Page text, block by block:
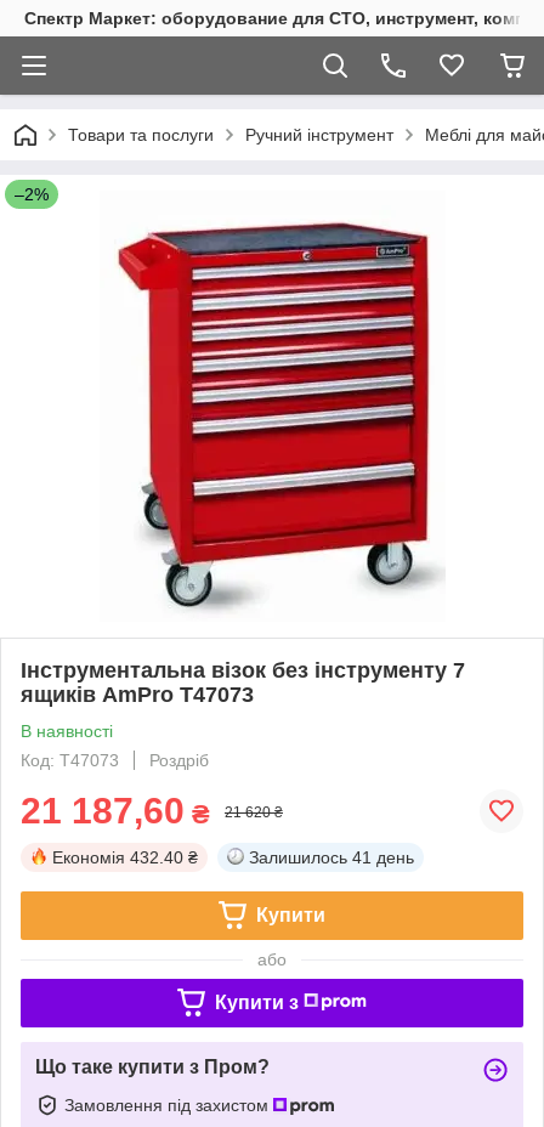
Спектр Маркет: оборудование для СТО, инструмент,
Товари та послуги Ручний інструмент Меблі для
–2%
Інструментальна візок без інструменту 7
ящиків AmPro T47073
В наявності
Код: T47073
Роздріб
21 187,60 ₴ 21 620 ₴
Економія 432.40 ₴ Залишилось 41 день
Купити
або
Купити з
Що таке купити з Пром?
Замовлення під захистом